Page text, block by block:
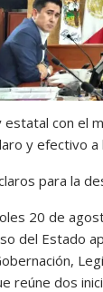
estatal con el
y efectivo a
para la
20 de
del Estado
reúne dos